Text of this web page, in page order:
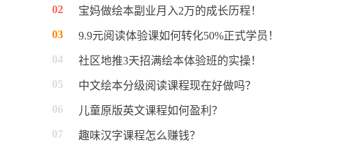
02
宝妈做绘本副业月入2万的成长历程！
03
9.9元阅读体验课如何转化50%正式学员！
04
社区地推3天招满绘本体验班的实操！
05
中文绘本分级阅读课程现在好做吗？
06
儿童原版英文课程如何盈利？
07
趣味汉字课程怎么赚钱？